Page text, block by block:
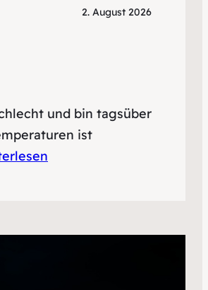
2. August 2026
und bin tagsüber
ist